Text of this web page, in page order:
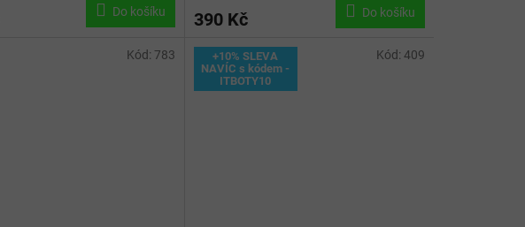
Do košíku 390 Kč Do košíku
Kód: 783
+10% SLEVA
NAVÍC s kódem -
ITBOTY10
Kód: 409